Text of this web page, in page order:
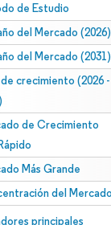
de Estudio
del Mercado (2026)
del Mercado (2031)
de crecimiento (2026 -
de Crecimiento
Más Grande
del Mercado
principales
© Mordor Intelligence. El
CC BY 4.0.